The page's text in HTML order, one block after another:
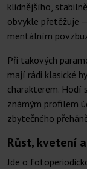
klidnějšího,
obvykle přetěžuje
mentálním
Při takových
mají rádi klasické
charakterem. Hodí
známým profilem
zbytečného
Růst, kvetení
Jde o